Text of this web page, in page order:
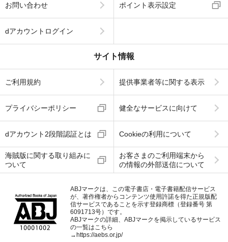
お問い合わせ ポイント表示設定
dアカウントログイン
サイト情報
ご利用規約 提供事業者等に関する表示
プライバシーポリシー 健全なサービスに向けて
dアカウント2段階認証とは Cookieの利用について
海賊版に関する取り組みに
ついて
お客さまのご利用端末から
の情報の外部送信について
ABJマークは、この電子書店・電子書籍配信サービス
が、著作権者からコンテンツ使用許諾を得た正規版配
信サービスであることを示す登録商標（登録番号 第
6091713号）です。
ABJマークの詳細、ABJマークを掲示しているサービス
の一覧はこちら
→https://aebs.or.jp/